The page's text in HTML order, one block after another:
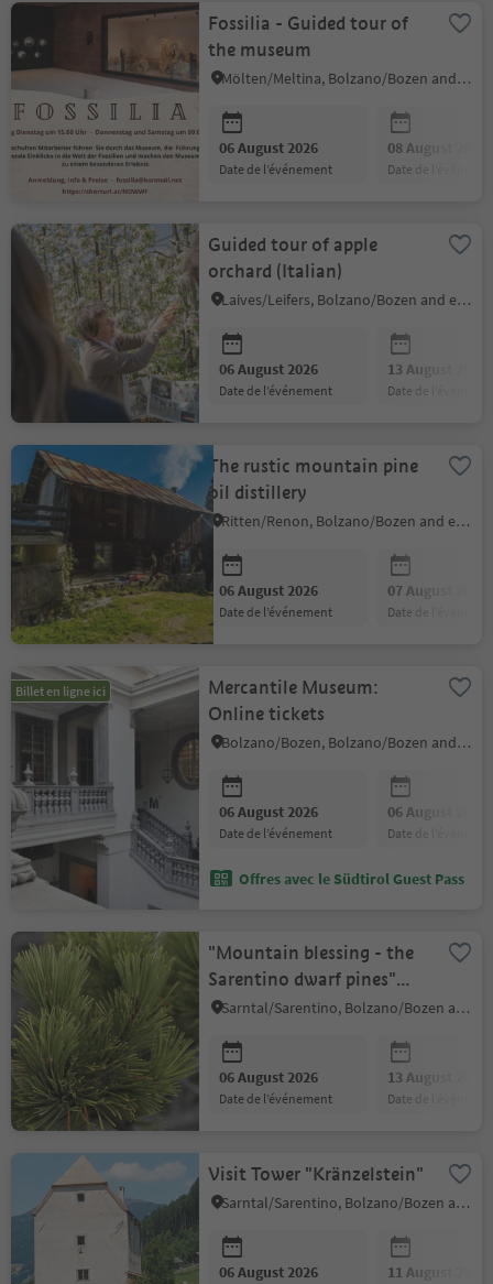
Fossilia - Guided tour of
the museum
Mölten/Meltina, Bolzano/Bozen and environs
06 August 2026
date de l’événement
08 August 2026
date de
Guided tour of apple
orchard (Italian)
Laives/Leifers, Bolzano/Bozen and environs
06 August 2026
date de l’événement
13 August 2026
date de
The rustic mountain pine
oil distillery
Ritten/Renon, Bolzano/Bozen and environs
06 August 2026
date de l’événement
07 August 2026
date de
Billet en ligne ici
Mercantile Museum:
Online tickets
Bolzano/Bozen, Bolzano/Bozen and environs
06 August 2026
date de l’événement
06 August 2026
date de
Offres avec le Südtirol Guest Pass
"Mountain blessing - the
Sarentino dwarf pines"
distillery visit & Kneipp
Sarntal/Sarentino, Bolzano/Bozen and environs
06 August 2026
date de l’événement
13 August 2026
date de
Visit Tower "Kränzelstein"
Sarntal/Sarentino, Bolzano/Bozen and environs
06 August 2026 11 August 2026